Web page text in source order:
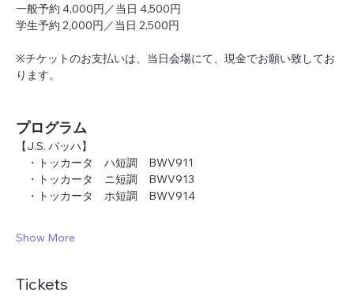
一般予約 4,000円／当日 4,500円
学生予約 2,000円／当日 2,500円
※チケットのお支払いは、当日会場にて、現金でお願い致してお
ります。
プログラム
【J.S. バッハ】
・トッカータ　ハ短調　BWV911
・トッカータ　ニ短調　BWV913
・トッカータ　ホ短調　BWV914
Show More
Tickets